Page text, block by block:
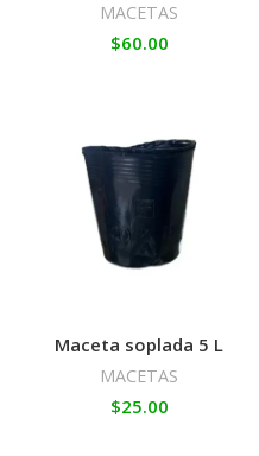
MACETAS
$60.00
Maceta soplada 5 L
MACETAS
$25.00